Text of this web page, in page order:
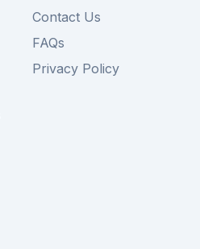
Contact Us
FAQs
Privacy Policy